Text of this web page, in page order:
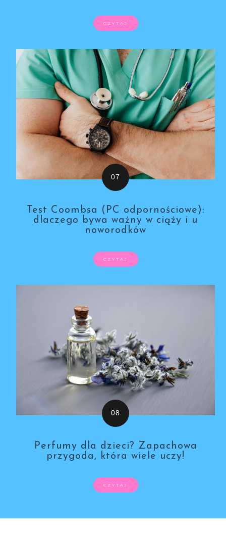
CZYTAJ
Test Coombsa (PC odpornościowe):
dlaczego bywa ważny w ciąży i u
noworodków
CZYTAJ
Perfumy dla dzieci? Zapachowa
przygoda, która wiele uczy!
CZYTAJ